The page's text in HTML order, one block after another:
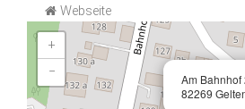
Webseite
Am Bahnhof
82269
+
−